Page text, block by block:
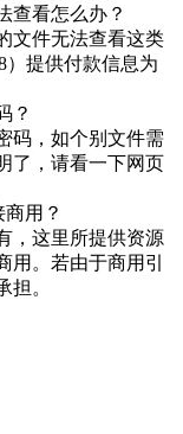
查看怎么办？
文件无法查看这类
）提供付款信息为
？
码，如个别文件需
了，请看一下网页
用？
，这里所提供资源
用。若由于商用引
担。